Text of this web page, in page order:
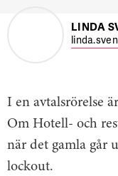
LINDA
I en avtalsrörelse
Om Hotell- och
när det gamla går
lockout.